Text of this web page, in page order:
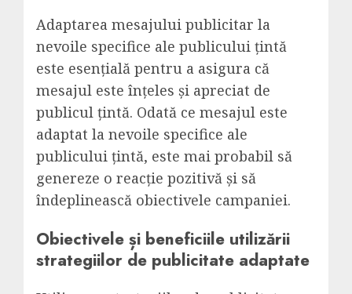
Adaptarea mesajului publicitar la
nevoile specifice ale publicului țintă
este esențială pentru a asigura că
mesajul este înțeles și apreciat de
publicul țintă. Odată ce mesajul este
adaptat la nevoile specifice ale
publicului țintă, este mai probabil să
genereze o reacție pozitivă și să
îndeplinească obiectivele campaniei.
Obiectivele și beneficiile utilizării
strategiilor de publicitate adaptate